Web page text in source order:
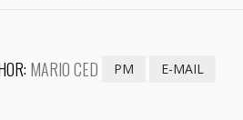
MARIO CED PM E-MAIL